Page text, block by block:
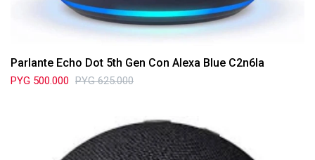
Parlante Echo Dot 5th Gen Con Alexa Blue C2n6la
PYG 500.000 PYG 625.000